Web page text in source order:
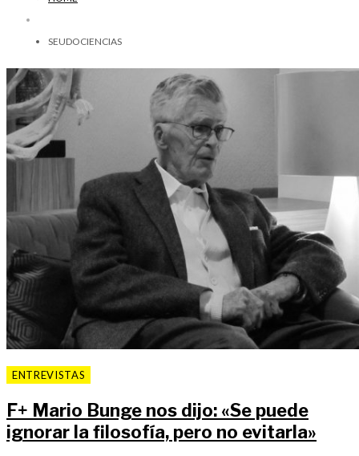
SEUDOCIENCIAS
ENTREVISTAS
F+ Mario Bunge nos dijo: «Se puede
ignorar la filosofía, pero no evitarla»